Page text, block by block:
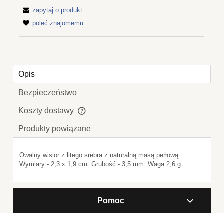
zapytaj o produkt
poleć znajomemu
Opis
Bezpieczeństwo
Koszty dostawy
Cena nie zawiera ewentualnych kosztów płatności
Produkty powiązane
Owalny wisior z litego srebra z naturalną masą perłową.
Wymiary - 2,3 x 1,9 cm. Grubość - 3,5 mm. Waga 2,6 g.
Pomoc